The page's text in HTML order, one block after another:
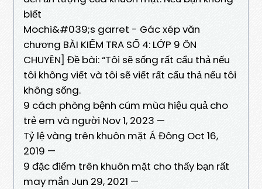
biết
Mochi&#039;s garret - Gác xép văn
chương BÀI KIỂM TRA SỐ 4: LỚP 9 ÔN
CHUYÊN] Đề bài: “Tôi sẽ sống rất cẩu thả nếu
tôi không viết và tôi sẽ viết rất cẩu thả nếu tôi
không sống.
9 cách phòng bệnh cúm mùa hiệu quả cho
trẻ em và người Nov 1, 2023 —
Tỷ lệ vàng trên khuôn mặt Á Đông Oct 16,
2019 —
9 đặc điểm trên khuôn mặt cho thấy bạn rất
may mắn Jun 29, 2021 —